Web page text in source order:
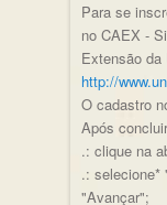
Para se
no CAEX -
Extensão da
http://
O cadastro
Após
.: clique na
.: selecione*
"Avançar";